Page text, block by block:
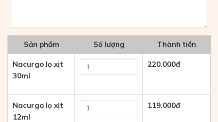
Sản phẩm
Nacurgo lọ xịt
30ml
Nacurgo lọ xịt
12ml
Số lượng Thành tiền
220.000đ
119.000đ